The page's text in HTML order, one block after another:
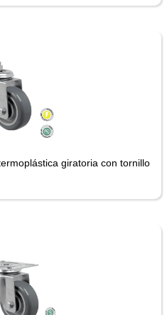
giratoria con tornillo